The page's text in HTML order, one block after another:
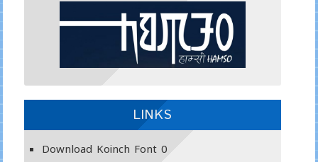
LINKS
Download Koinch Font0